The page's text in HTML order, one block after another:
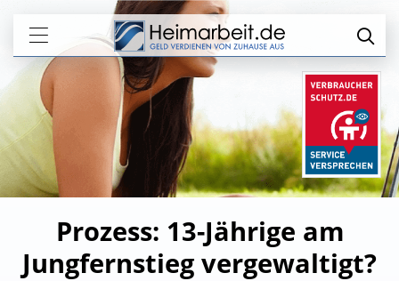
Prozess: 13-Jährige am
Jungfernstieg vergewaltigt?